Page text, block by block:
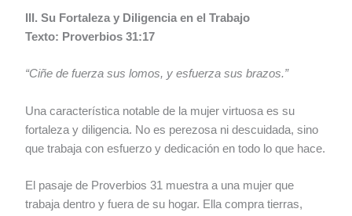
III. Su Fortaleza y Diligencia en el Trabajo
Texto: Proverbios 31:17
“Ciñe de fuerza sus lomos, y esfuerza sus brazos.”
Una característica notable de la mujer virtuosa es su
fortaleza y diligencia. No es perezosa ni descuidada, sino
que trabaja con esfuerzo y dedicación en todo lo que hace.
El pasaje de Proverbios 31 muestra a una mujer que
trabaja dentro y fuera de su hogar. Ella compra tierras,